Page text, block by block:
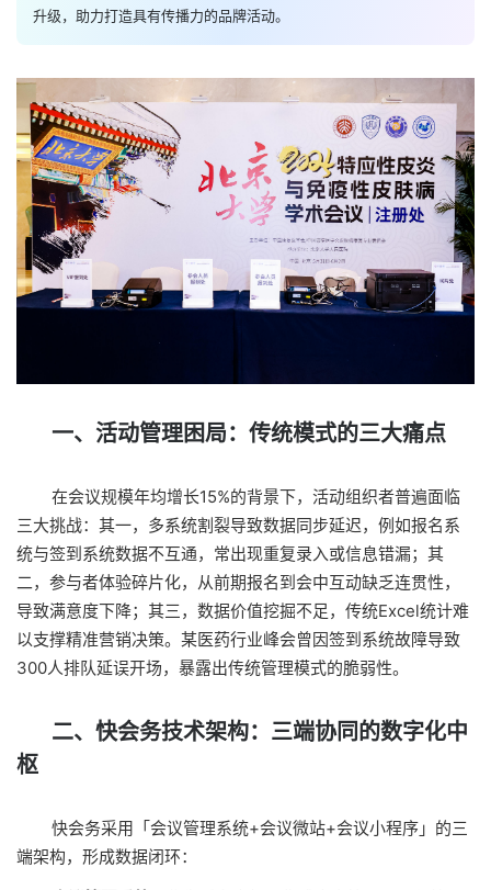
升级，助力打造具有传播力的品牌活动。
一、活动管理困局：传统模式的三大痛点
在会议规模年均增长15%的背景下，活动组织者普遍面临
三大挑战：其一，多系统割裂导致数据同步延迟，例如报名系
统与签到系统数据不互通，常出现重复录入或信息错漏；其
二，参与者体验碎片化，从前期报名到会中互动缺乏连贯性，
导致满意度下降；其三，数据价值挖掘不足，传统Excel统计难
以支撑精准营销决策。某医药行业峰会曾因签到系统故障导致
300人排队延误开场，暴露出传统管理模式的脆弱性。
二、快会务技术架构：三端协同的数字化中
枢
快会务采用「会议管理系统+会议微站+会议小程序」的三
端架构，形成数据闭环：